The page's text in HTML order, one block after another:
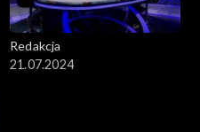
Redakcja
21.07.2024